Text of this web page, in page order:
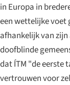
in Europa in
een wettelijke voet
afhankelijk van
doofblinde
dat ÍTM "de eerste
vertrouwen voor